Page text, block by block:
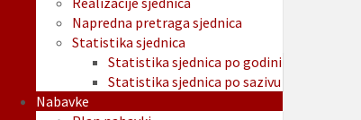
Napredna pretraga sjednica
Statistika sjednica
Statistika sjednica po godini
Statistika sjednica po sazivu
Nabavke